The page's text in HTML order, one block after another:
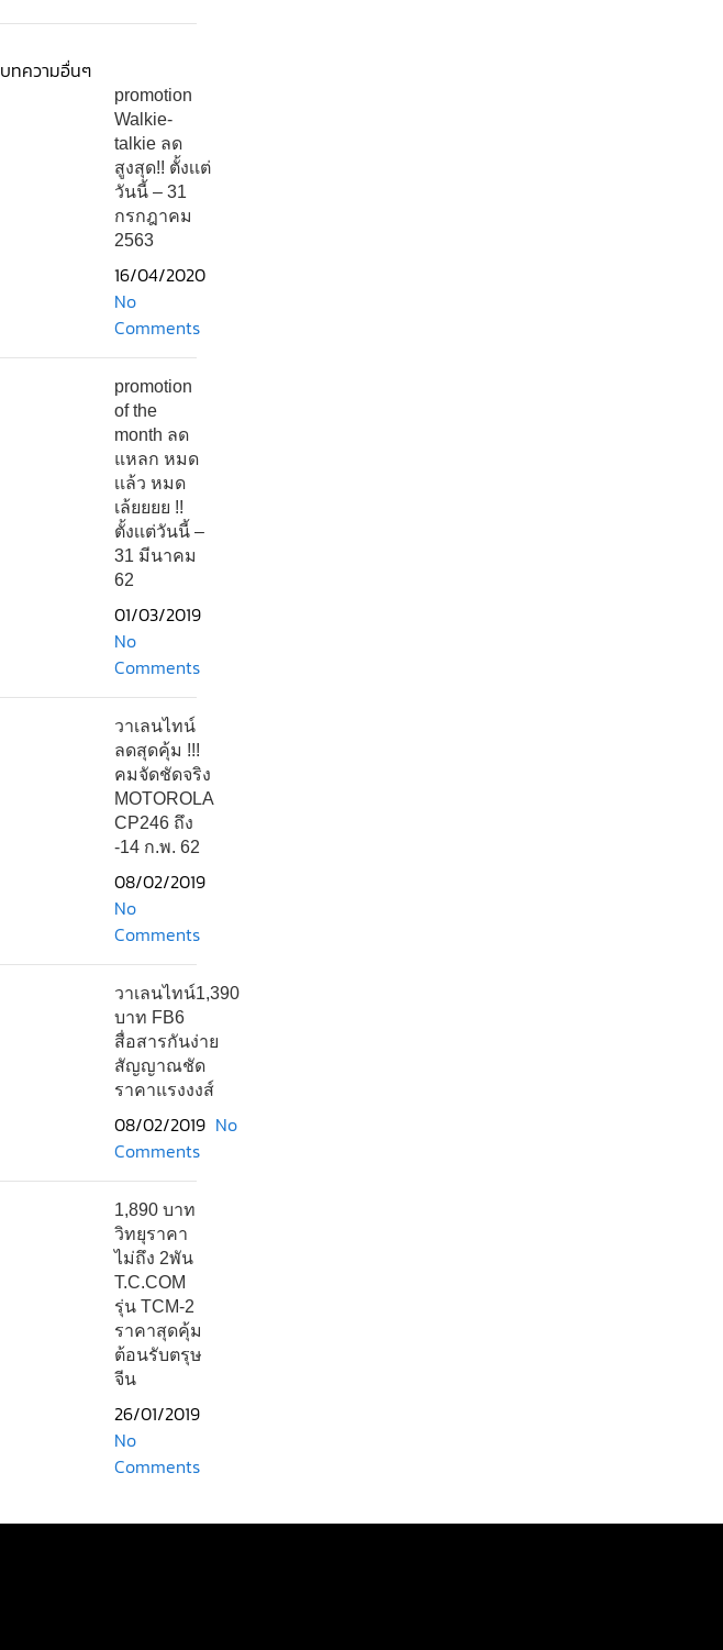
บทความอื่นๆ
promotion
Walkie-
talkie ลด
สูงสุด!! ตั้งเเต่
วันนี้ – 31
กรกฎาคม
2563
16/04/2020
No
Comments
promotion
of the
month ลด
แหลก หมด
เเล้ว หมด
เล้ยยยย !!
ตั้งเเต่วันนี้ –
31 มีนาคม
62
01/03/2019
No
Comments
วาเลนไทน์
ลดสุดคุ้ม !!!
คมจัดชัดจริง
MOTOROLA
CP246 ถึง
-14 ก.พ. 62
08/02/2019
No
Comments
วาเลนไทน์1,390
บาท FB6
สื่อสารกันง่าย
สัญญาณชัด
ราคาแรงงงส์
08/02/2019 No
Comments
1,890 บาท
วิทยุราคา
ไม่ถึง 2พัน
T.C.COM
รุ่น TCM-2
ราคาสุดคุ้ม
ต้อนรับตรุษ
จีน
26/01/2019
No
Comments